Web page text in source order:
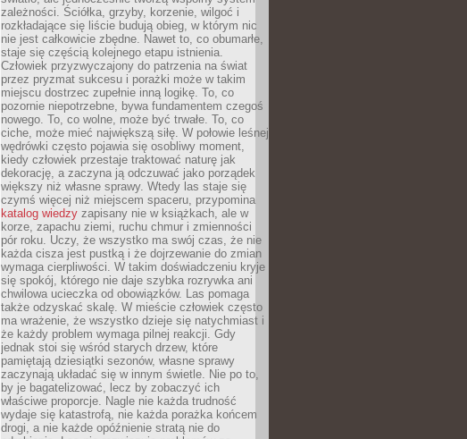
zależności. Ściółka, grzyby, korzenie, wilgoć i
rozkładające się liście budują obieg, w którym nic
nie jest całkowicie zbędne. Nawet to, co obumarłe,
staje się częścią kolejnego etapu istnienia.
Człowiek przyzwyczajony do patrzenia na świat
przez pryzmat sukcesu i porażki może w takim
miejscu dostrzec zupełnie inną logikę. To, co
pozornie niepotrzebne, bywa fundamentem czegoś
nowego. To, co wolne, może być trwałe. To, co
ciche, może mieć największą siłę. W połowie leśnej
wędrówki często pojawia się osobliwy moment,
kiedy człowiek przestaje traktować naturę jak
dekorację, a zaczyna ją odczuwać jako porządek
większy niż własne sprawy. Wtedy las staje się
czymś więcej niż miejscem spaceru, przypomina
katalog wiedzy zapisany nie w książkach, ale w
korze, zapachu ziemi, ruchu chmur i zmienności
pór roku. Uczy, że wszystko ma swój czas, że nie
każda cisza jest pustką i że dojrzewanie do zmian
wymaga cierpliwości. W takim doświadczeniu kryje
się spokój, którego nie daje szybka rozrywka ani
chwilowa ucieczka od obowiązków. Las pomaga
także odzyskać skalę. W mieście człowiek często
ma wrażenie, że wszystko dzieje się natychmiast i
że każdy problem wymaga pilnej reakcji. Gdy
jednak stoi się wśród starych drzew, które
pamiętają dziesiątki sezonów, własne sprawy
zaczynają układać się w innym świetle. Nie po to,
by je bagatelizować, lecz by zobaczyć ich
właściwe proporcje. Nagle nie każda trudność
wydaje się katastrofą, nie każda porażka końcem
drogi, a nie każde opóźnienie stratą nie do